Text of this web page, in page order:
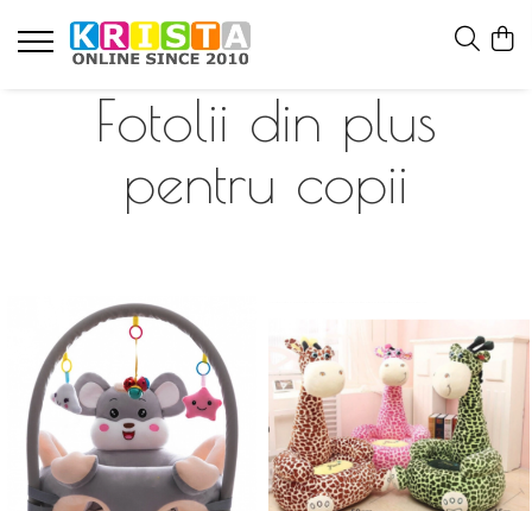
Fotolii din plus
pentru copii